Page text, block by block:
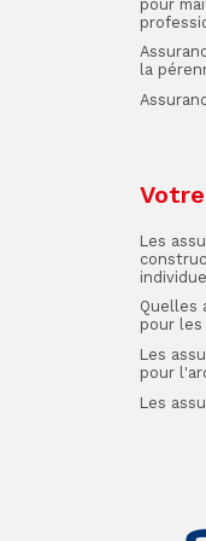
pour
la
Les
Quelles
pour les
Les
pour
Les